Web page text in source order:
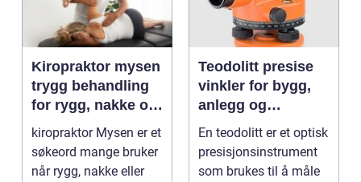
Kiropraktor mysen
trygg behandling
for rygg, nakke og
ledd
kiropraktor Mysen er et
søkeord mange bruker
når rygg, nakke eller
Teodolitt presise
vinkler for bygg,
anlegg og
kartlegging
En teodolitt er et optisk
presisjonsinstrument
som brukes til å måle